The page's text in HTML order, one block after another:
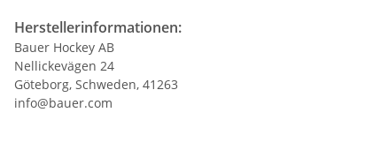
Herstellerinformationen:
Bauer Hockey AB
Nellickevägen 24
Göteborg, Schweden, 41263
info@bauer.com